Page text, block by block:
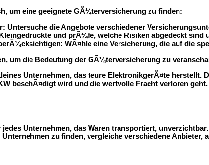
um eine geeignete GÃ¼terversicherung zu finden:
Untersuche die Angebote verschiedener
und prÃ¼fe, welche Risiken abgedeckt sind
WÃ¤hle eine Versicherung, die auf die
um die Bedeutung der GÃ¼terversicherung zu
Unternehmen, das teure ElektronikgerÃ¤te herstellt.
beschÃ¤digt wird und die wertvolle Fracht verloren
Unternehmen, das Waren transportiert,
zu finden, vergleiche verschiedene